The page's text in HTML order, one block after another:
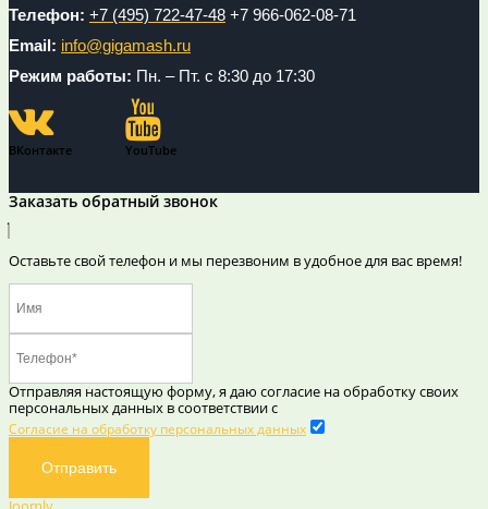
Телефон: +7 (495) 722-47-48 +7 966-062-08-71
Email: info@gigamash.ru
Режим работы: Пн. – Пт. с 8:30 до 17:30
ВКонтакте YouTube
Заказать обратный звонок
Оставьте свой телефон и мы перезвоним в удобное для вас время!
Отправляя настоящую форму, я даю согласие на обработку своих
персональных данных в соответствии с
Согласие на обработку персональных данных
Отправить